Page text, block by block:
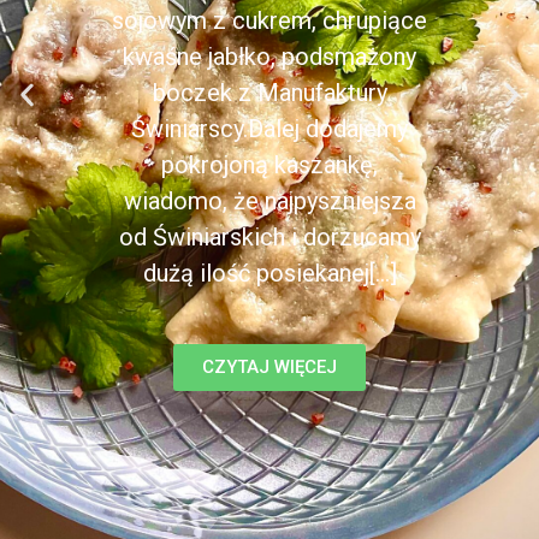
sojowym z cukrem, chrupiące
kwaśne jabłko, podsmażony
boczek z Manufaktury
Świniarscy.Dalej dodajemy
pokrojoną kaszankę,
wiadomo, że najpyszniejsza
od Świniarskich i dorzucamy
dużą ilość posiekanej[...]
CZYTAJ WIĘCEJ